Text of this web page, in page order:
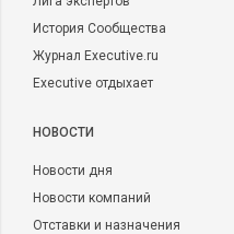
История Сообщества
Журнал Executive.ru
Executive отдыхает
НОВОСТИ
Новости дня
Новости компаний
Отставки и назначения